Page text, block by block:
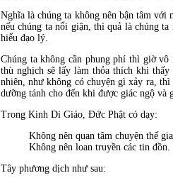
Nghĩa là chúng ta không nên bận tâm
nếu chúng ta nổi giận, thì quả là chúng
hiểu đạo lý.
Chúng ta không cần phung phí thì giờ
thù nghịch sẽ lấy làm thỏa thích khi
nhiên, như không có chuyện gì xảy ra,
dưỡng tánh cho đến khi được giác ngộ và
Trong Kinh Di Giáo, Đức Phật có dạy:
Không nên quan tâm chuyện thế
Không nên loan truyền các tin đồn.
Tây phương dịch như sau: